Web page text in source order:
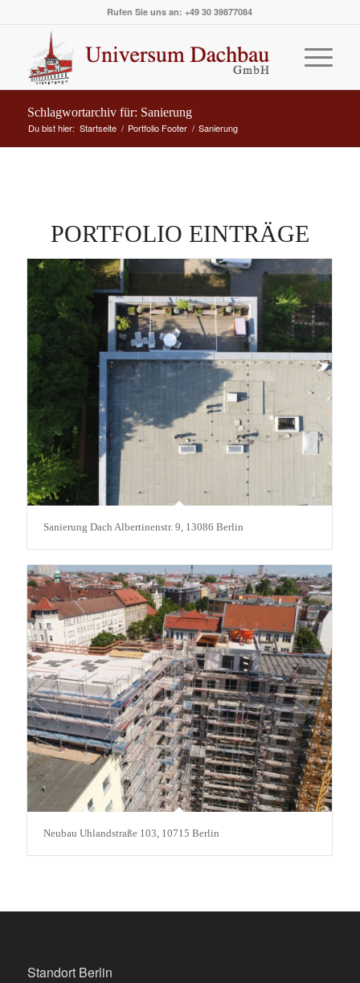
Rufen Sie uns an: +49 30 39877084
Schlagwortarchiv für: Sanierung
Du bist hier: Startseite / Portfolio Footer / Sanierung
PORTFOLIO EINTRÄGE
Sanierung Dach Albertinenstr. 9, 13086 Berlin
Neubau Uhlandstraße 103, 10715 Berlin
Standort Berlin